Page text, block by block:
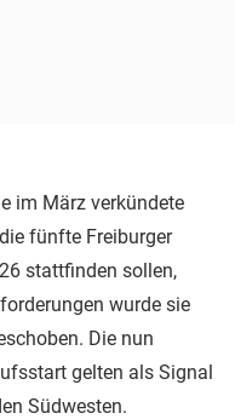
im März verkündete
fünfte Freiburger
stattfinden sollen,
wurde sie
Die nun
gelten als Signal
Südwesten.